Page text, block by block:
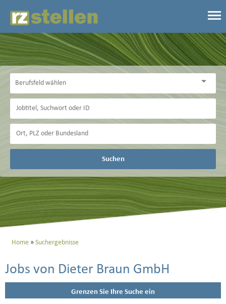
Suchen
Home Suchergebnisse
Jobs von Dieter Braun GmbH
Grenzen Sie Ihre Suche ein